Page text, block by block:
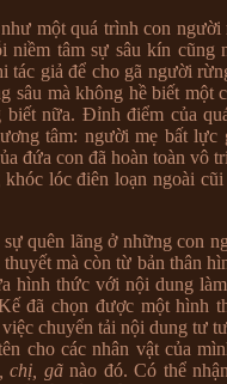
một quá trình con người
niềm tâm sự sâu kín cũng
tác giả để cho gã người
sâu mà không hề biết một
biết nữa. Đỉnh điểm của
tâm: người mẹ bất lực
đứa con đã hoàn toàn vô
lóc điên loạn ngoài
quên lãng ở những con
mà còn từ bản thân
hình thức với nội dung
đã chọn được một hình
chuyển tải nội dung tư
cho các nhân vật của
chị, gãnào đó. Có thể